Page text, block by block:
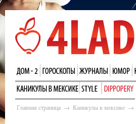
Главная страница → Каникулы в мексике →